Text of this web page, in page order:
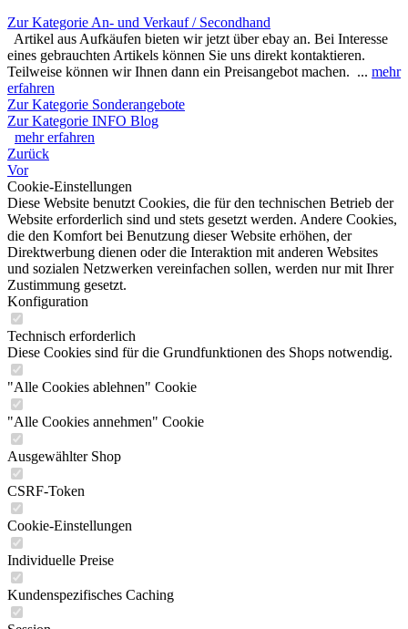
Zur Kategorie An- und Verkauf / Secondhand
Artikel aus Aufkäufen bieten wir jetzt über ebay an. Bei Interesse
eines gebrauchten Artikels können Sie uns direkt kontaktieren.
Teilweise können wir Ihnen dann ein Preisangebot machen. ... mehr
erfahren
Zur Kategorie Sonderangebote
Zur Kategorie INFO Blog
mehr erfahren
Zurück
Vor
Cookie-Einstellungen
Diese Website benutzt Cookies, die für den technischen Betrieb der
Website erforderlich sind und stets gesetzt werden. Andere Cookies,
die den Komfort bei Benutzung dieser Website erhöhen, der
Direktwerbung dienen oder die Interaktion mit anderen Websites
und sozialen Netzwerken vereinfachen sollen, werden nur mit Ihrer
Zustimmung gesetzt.
Konfiguration
Technisch erforderlich
Diese Cookies sind für die Grundfunktionen des Shops notwendig.
"Alle Cookies ablehnen" Cookie
"Alle Cookies annehmen" Cookie
Ausgewählter Shop
CSRF-Token
Cookie-Einstellungen
Individuelle Preise
Kundenspezifisches Caching